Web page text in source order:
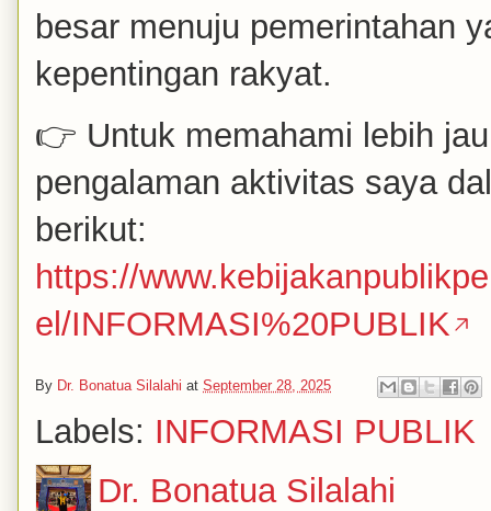
besar menuju pemerintahan
kepentingan rakyat.
👉 Untuk memahami lebih
pengalaman aktivitas saya
berikut:
https://
el/INFORMASI%20PUBLIK
By Dr. Bonatua Silalahi at September 28, 2025
Labels: INFORMASI PUBLIK
Dr. Bonatua Silalahi